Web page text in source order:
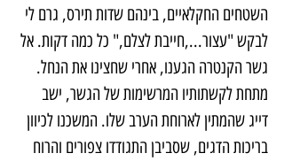
השטחים החקלאיים, בינהם שדות תירס, גרם לי
לבקש "עצור...,חייבת לצלם," כל כמה דקות. אל
גשר הקנטרה הגענו, אחרי שחצינו את הנחל.
מתחת לקשתותיו המרשימות של הגשר, ישב
דייג שהמתין לארוחת הערב שלו. המשכנו לכיוון
בריכות הדגים, שסביבן התגודדו צפורים והרוח